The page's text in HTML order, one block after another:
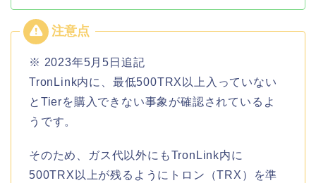
※ 2023年5月5日追記
TronLink内に、最低500TRX以上入っていない
とTierを購入できない事象が確認されているよ
うです。
そのため、ガス代以外にもTronLink内に
500TRX以上が残るようにトロン（TRX）を準